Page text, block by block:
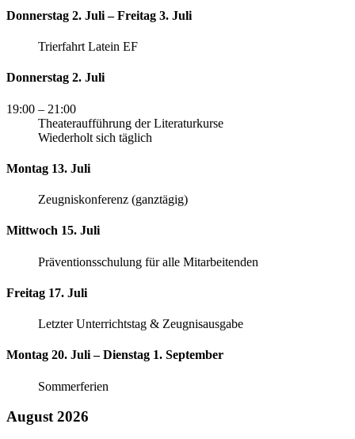
Donnerstag 2. Juli – Freitag 3. Juli
Trierfahrt Latein EF
Donnerstag 2. Juli
19:00 – 21:00
Theateraufführung der Literaturkurse
Wiederholt sich täglich
Montag 13. Juli
Zeugniskonferenz (ganztägig)
Mittwoch 15. Juli
Präventionsschulung für alle Mitarbeitenden
Freitag 17. Juli
Letzter Unterrichtstag & Zeugnisausgabe
Montag 20. Juli – Dienstag 1. September
Sommerferien
August 2026